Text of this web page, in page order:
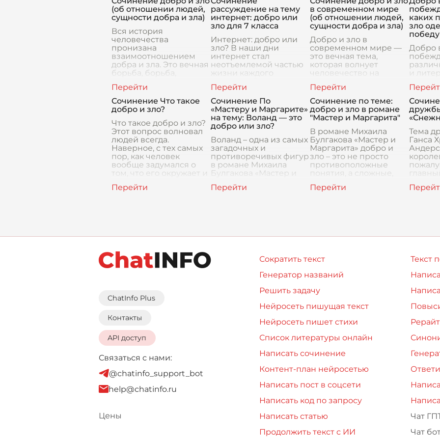
заложенных авто
иллюзорность
человеческого счастья
и
(об отношении людей,
сущности добра и зла)
Вся история
человечества
пронизана
взаимоотношением
добра и зла. Это вечная
борьба, борьба,
сопровождает наши
жизни. Вопрос о том,
что такое добро и зло,
занимает
рассуждение на тему
интернет: добро или
зло для 7 класса
Интернет: добро или
зло? В наши дни
интернет стал
неотъемлемой частью
жизни каждого
предоставляет
бесконечное
количество
возможностей, таких
как информация,
общение,
в современном мире
(об отношении людей,
сущности добра и зла)
Добро и зло в
современном мире —
это вечная тема,
которая волнует
человечество на
тысячелетий. В нашем
стремительно
изменяющемся мире
понятия добра и зла
приобретают нов
каких
зло
Добро
и
борьбы
темой.
что в
добро
Сочинение Что такое
добро и зло?
Что такое добро и зло?
Этот вопрос волновал
людей всегда.
Наверное, с тех самых
пор, как человек
вообще задумался о
том, что его окружает и
жить. Мне кажется, н
Сочинение По
«Мастеру и Маргарите»
на тему: Воланд — это
добро или зло?
Воланд – одна из самых
загадочных и
противоречивых фигур
в романе Михаила
Булгакова «Мастер и
появления на
Сочинение по теме:
добро и зло в романе
"Мастер и Маргарита"
В романе Михаила
Булгакова «Мастер и
Маргарита» добро и
зло – это не просто
противоположные
понятия, а сложные,
которые формируют
Тема
Ганса
всей
ChatInfo Plus
Контакты
API доступ
Связаться с нами:
@chatinfo_support_bot
help@chatinfo.ru
Цены
Сократить текст
Генератор названий
Решить задачу
Нейросеть пишущая текст
Нейросеть пишет стихи
Список литературы онлайн
Написать сочинение
Контент-план нейросетью
Написать пост в соцсети
Написать код по запросу
Написать статью
Продолжить текст с ИИ
Текст
Чат
Чат